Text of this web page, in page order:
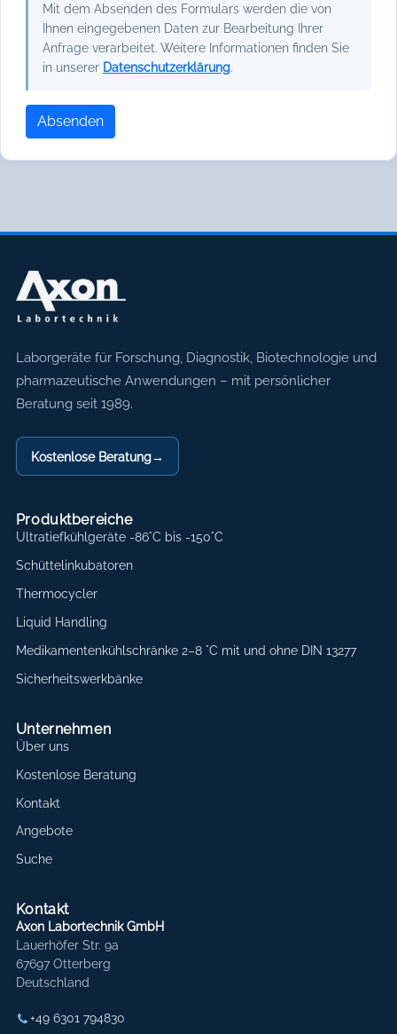
Mit dem Absenden des Formulars werden die von
Ihnen eingegebenen Daten zur Bearbeitung Ihrer
Anfrage verarbeitet. Weitere Informationen finden Sie
in unserer Datenschutzerklärung.
Absenden
Axon Labortechnik
Laborgeräte für Forschung, Diagnostik, Biotechnologie und
pharmazeutische Anwendungen – mit persönlicher
Beratung seit 1989.
Kostenlose Beratung→
Produktbereiche
Ultratiefkühlgeräte -86°C bis -150°C
Schüttelinkubatoren
Thermocycler
Liquid Handling
Medikamentenkühlschränke 2–8 °C mit und ohne DIN 13277
Sicherheitswerkbänke
Unternehmen
Über uns
Kostenlose Beratung
Kontakt
Angebote
Suche
Kontakt
Axon Labortechnik GmbH
Lauerhöfer Str. 9a
67697 Otterberg
Deutschland
+49 6301 794830